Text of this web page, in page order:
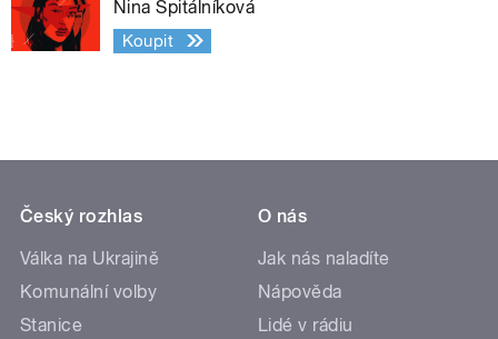
Nina Špitálníková
Koupit
Český rozhlas
Válka na Ukrajině
Komunální volby
Stanice
O nás
Jak nás naladíte
Nápověda
Lidé v rádiu